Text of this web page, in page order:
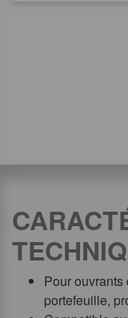
Pour
portefeuille,